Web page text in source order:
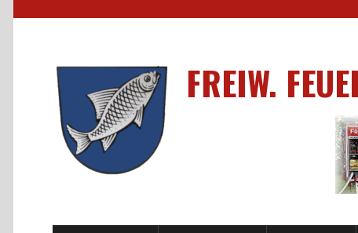
FREIW.